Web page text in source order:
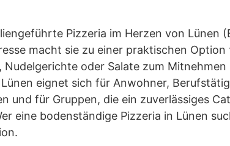
Pizzeria im Herzen von Lünen
macht sie zu einer praktischen Option
Nudelgerichte oder Salate zum Mitnehmen
eignet sich für Anwohner,
und für Gruppen, die ein zuverlässiges
eine bodenständige Pizzeria in Lünen